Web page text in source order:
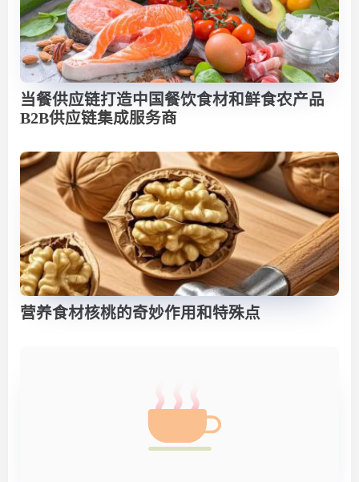
当餐供应链打造中国餐饮食材和鲜食农产品
B2B供应链集成服务商
营养食材核桃的奇妙作用和特殊点